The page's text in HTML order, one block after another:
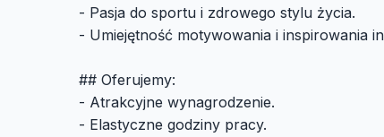
- Pasja do sportu i zdrowego stylu życia.
- Umiejętność motywowania i inspirowania
## Oferujemy:
- Atrakcyjne wynagrodzenie.
- Elastyczne godziny pracy.